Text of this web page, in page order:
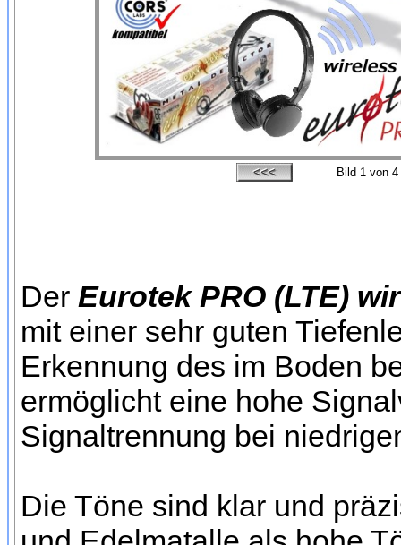
Bild 1 von 4
Der Eurotek PRO (LTE)
mit einer sehr guten
Erkennung des im Boden
ermöglicht eine hohe
Signaltrennung bei
Die Töne sind klar und